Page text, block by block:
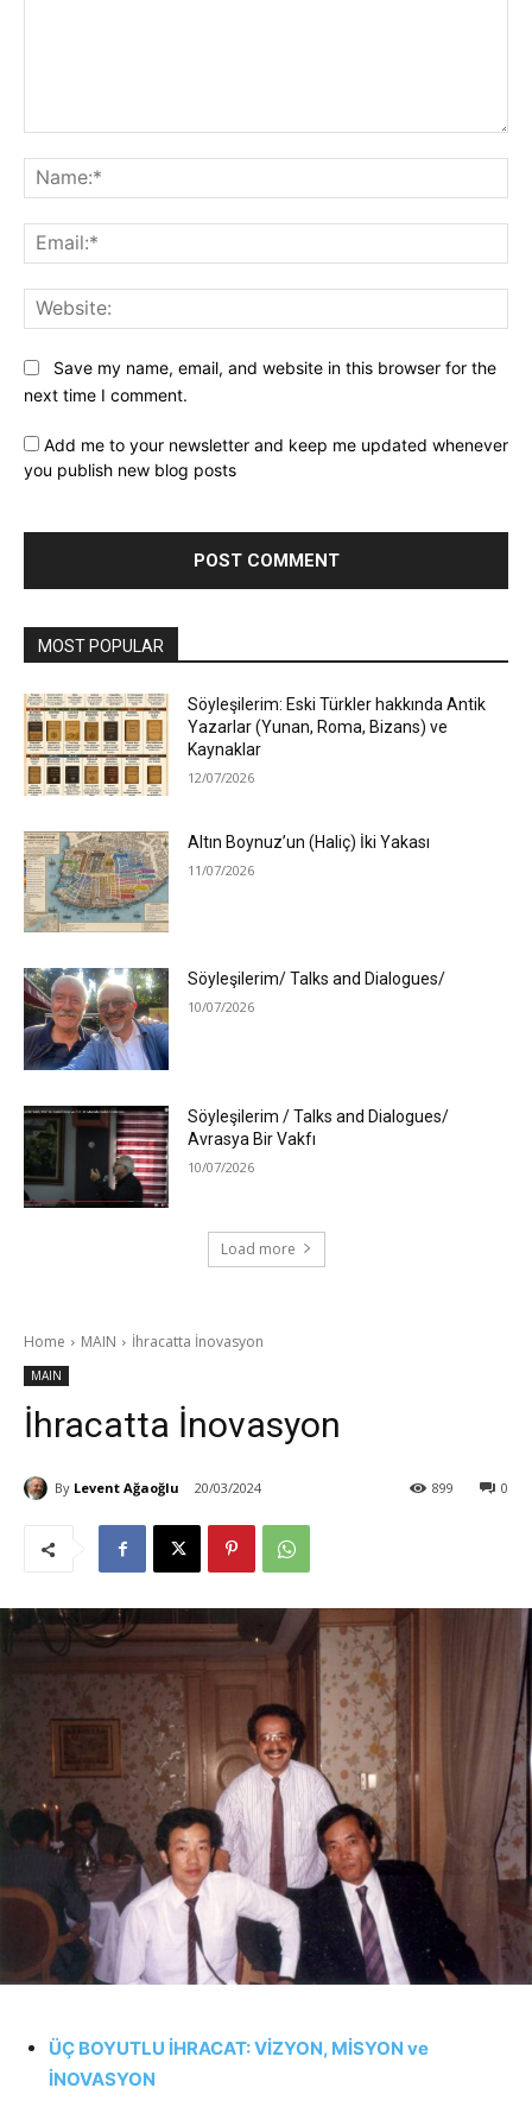
Save my name, email, and website in this browser for the
next time I comment.
Add me to your newsletter and keep me updated whenever
you publish new blog posts
MOST POPULAR
Söyleşilerim: Eski Türkler hakkında Antik
Yazarlar (Yunan, Roma, Bizans) ve
Kaynaklar
12/07/2026
Altın Boynuz’un (Haliç) İki Yakası
11/07/2026
Söyleşilerim/ Talks and Dialogues/
10/07/2026
Söyleşilerim / Talks and Dialogues/
Avrasya Bir Vakfı
10/07/2026
Load more